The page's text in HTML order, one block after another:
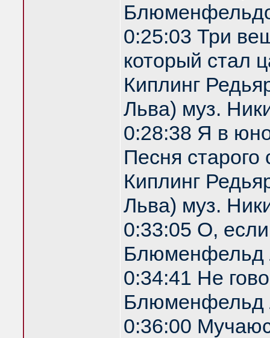
0:25:03 Три
который стал
Киплинг
Льва) муз.
0:28:38 Я в
Песня старого
Киплинг
Льва) муз.
0:33:05 О,
Блюменфельд
0:34:41 Не
Блюменфельд
0:36:00